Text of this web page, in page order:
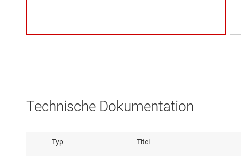
Technische Dokumentation